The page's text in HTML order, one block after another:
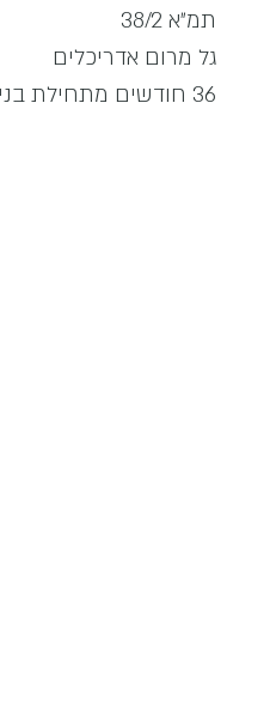
תמ״א 38/2
גל מרום אדריכלים